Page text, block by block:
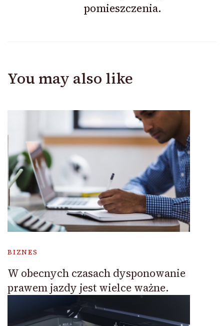
pomieszczenia.
You may also like
BIZNES
W obecnych czasach dysponowanie
prawem jazdy jest wielce ważne.